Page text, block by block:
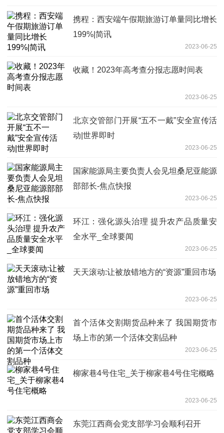
携程：西安端午假期旅游订单量同比增长
199%|简讯
2023-06-25
收藏！2023年高考查分报志愿时间表
2023-06-25
北京交管部门开展“五不一戴”安全宣传活
动|世界即时
2023-06-25
国家能源局主要负责人会见坦桑尼亚能源
部部长-焦点快报
2023-06-25
环江：强化源头治理 提升农产品质量安
全水平_全球要闻
2023-06-25
天天滚动:让被放错地方的“资源”重回市场
2023-06-25
首个活体交割期货品种来了 我国期货市
场上市的第一个活体交割品种
2023-06-25
柳家巷4号住宅_关于柳家巷4号住宅概略
2023-06-25
东莞江西商会党支部学习会顺利召开